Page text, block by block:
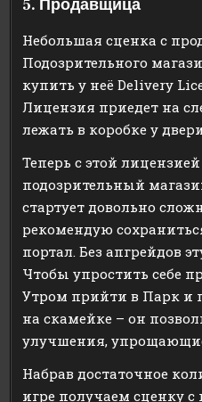
5. Продавщица
Небольшая сценка с
Подозрительного
купить у неё Delivery
Лицензия приедет на
лежать в коробке у
Теперь с этой
подозрительный
стартует довольно
рекомендую
портал. Без апгрейдов
Чтобы упростить себе
Утром прийти в Парк и
на скамейке – он
улучшения,
Набрав достаточное
игре получаем сценку